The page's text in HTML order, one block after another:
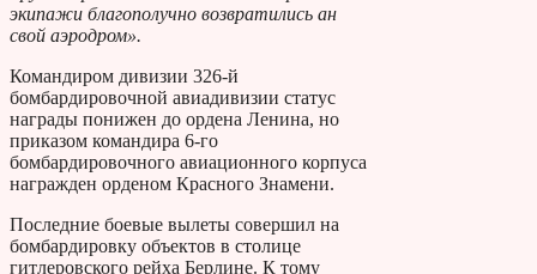
экипажи благополучно возвратились ан
свой аэродром».
Командиром дивизии 326-й
бомбардировочной авиадивизии статус
награды понижен до ордена Ленина, но
приказом командира 6-го
бомбардировочного авиационного корпуса
награжден орденом Красного Знамени.
Последние боевые вылеты совершил на
бомбардировку объектов в столице
гитлеровского рейха Берлине. К тому